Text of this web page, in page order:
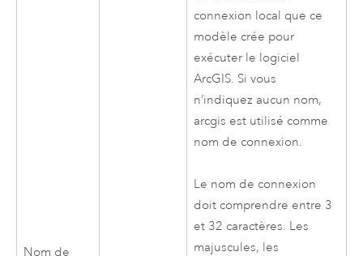
Nom de
connexion local que ce
modèle crée pour
exécuter le logiciel
ArcGIS. Si vous
n’indiquez aucun nom,
arcgis est utilisé comme
nom de connexion.
Le nom de connexion
doit comprendre entre 3
et 32 caractères. Les
majuscules, les